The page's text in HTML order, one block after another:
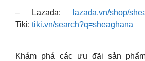
– Lazada: lazada.vn/shop/
Tiki: tiki.vn/search?q=sheaghana
Khám phá các ưu đãi sản